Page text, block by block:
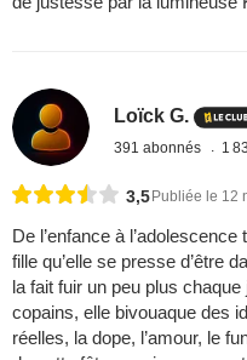
Loïck G.
391 abonnés 1
3,5 Publiée le 12
De l’enfance à
fille qu’elle se presse d’être
la fait fuir un peu plus
copains, elle bivouaque des
réelles, la dope, l’amour, le